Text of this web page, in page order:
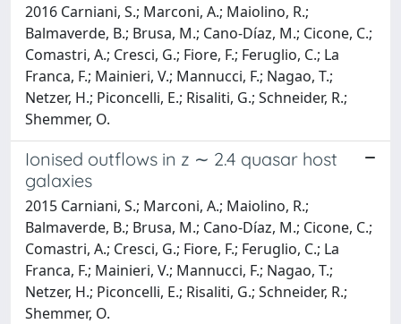
2016 Carniani, S.; Marconi, A.; Maiolino, R.;
Balmaverde, B.; Brusa, M.; Cano-Díaz, M.; Cicone, C.;
Comastri, A.; Cresci, G.; Fiore, F.; Feruglio, C.; La
Franca, F.; Mainieri, V.; Mannucci, F.; Nagao, T.;
Netzer, H.; Piconcelli, E.; Risaliti, G.; Schneider, R.;
Shemmer, O.
Ionised outflows in z ∼ 2.4 quasar host
galaxies
2015 Carniani, S.; Marconi, A.; Maiolino, R.;
Balmaverde, B.; Brusa, M.; Cano-Díaz, M.; Cicone, C.;
Comastri, A.; Cresci, G.; Fiore, F.; Feruglio, C.; La
Franca, F.; Mainieri, V.; Mannucci, F.; Nagao, T.;
Netzer, H.; Piconcelli, E.; Risaliti, G.; Schneider, R.;
Shemmer, O.